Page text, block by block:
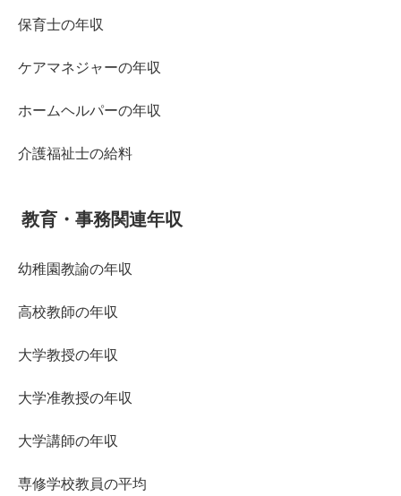
保育士の年収
ケアマネジャーの年収
ホームヘルパーの年収
介護福祉士の給料
教育・事務関連年収
幼稚園教諭の年収
高校教師の年収
大学教授の年収
大学准教授の年収
大学講師の年収
専修学校教員の平均